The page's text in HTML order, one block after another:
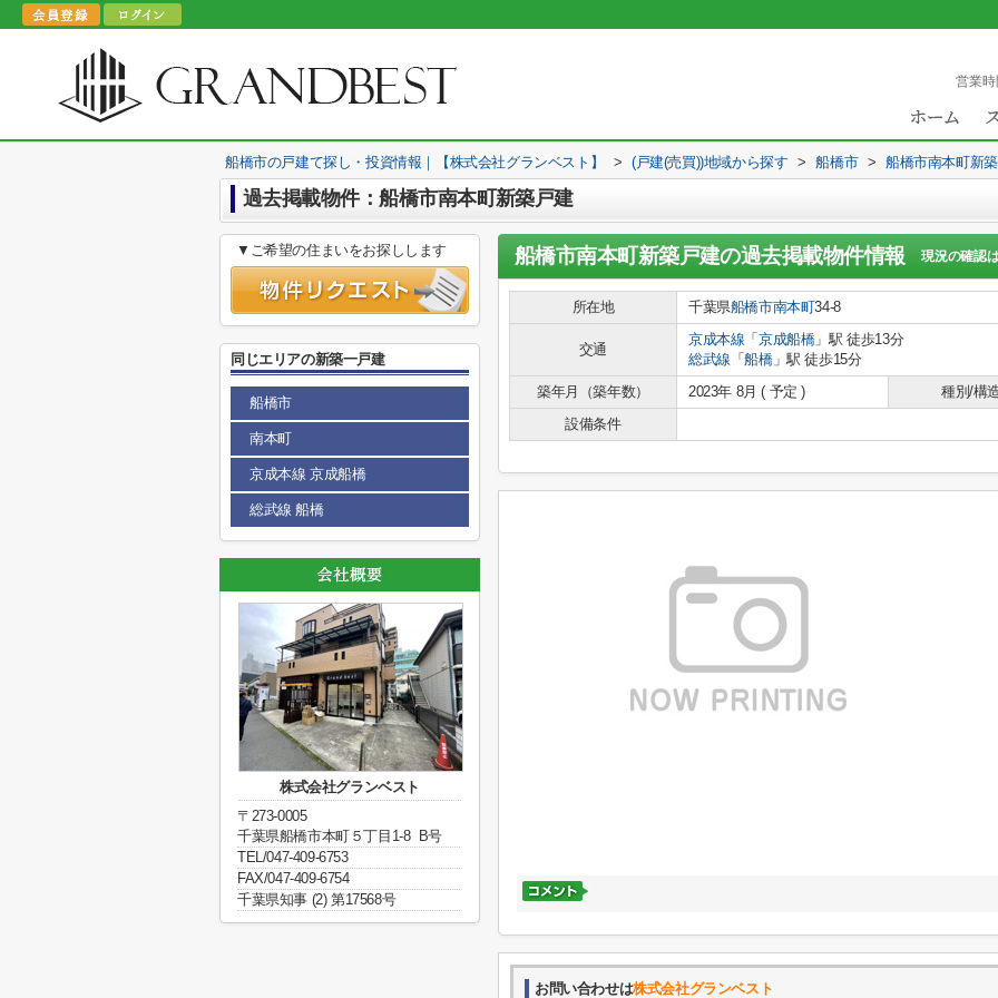
営業
船橋市の戸建て探し・投資情報｜【株式会社グランベスト】 > (戸建(売買))地域から探す > 船橋市 > 船橋市南本町新
過去掲載物件：船橋市南本町新築戸建
船橋市南本町新築戸建の過去掲載物件情報 現況の確認
所在地 千葉県船橋市南本町34-8
交通
京成本線 「京成船橋」駅 徒歩13分
総武線 「船橋」駅 徒歩15分
築年月（築年数）
2023年 8月 ( 予定 )
種別/構
設備条件
お問い合わせは株式会社グランベスト
▼ご希望の住まいをお探しします
同じエリアの新築一戸建
船橋市
南本町
京成本線 京成船橋
総武線 船橋
株式会社グランベスト
〒273-0005
千葉県船橋市本町５丁目1-8 B号
TEL/047-409-6753
FAX/047-409-6754
千葉県知事 (2) 第17568号